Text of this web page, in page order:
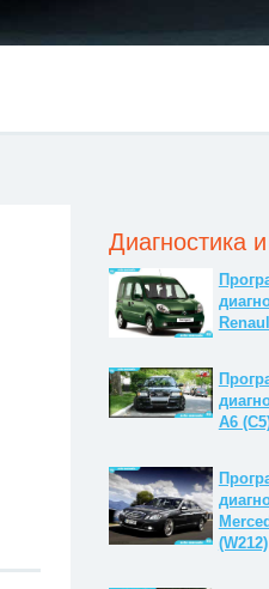
Диагностика
A6
(W212)